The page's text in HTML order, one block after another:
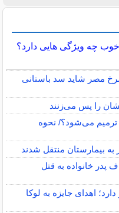
چه ویژگی هایی دارد؟
مصر شاید سد باستانی
را پس می‌زنند
ترمیم می‌شود؟/ نحوه
اعتراف پدر خانواده به قتل
اهدای جایزه به لوکا